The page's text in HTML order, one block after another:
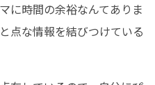
に時間の余裕なんてありま
点な情報を結びつけている